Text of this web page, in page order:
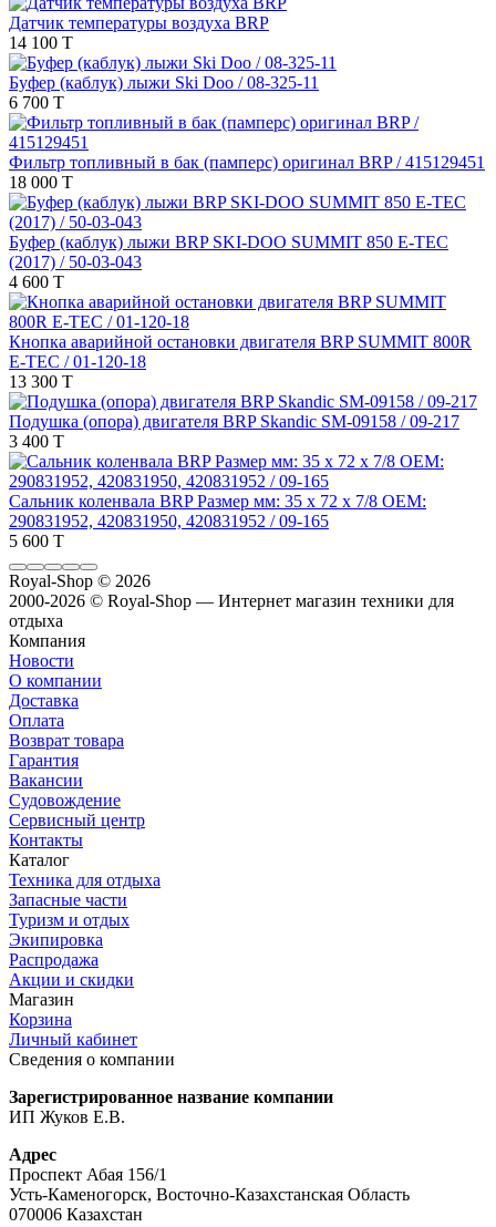
Датчик температуры воздуха BRP
14 100 T
Буфер (каблук) лыжи Ski Doo / 08-325-11
6 700 T
Фильтр топливный в бак (памперс) оригинал BRP / 415129451
18 000 T
Буфер (каблук) лыжи BRP SKI-DOO SUMMIT 850 E-TEC
(2017) / 50-03-043
4 600 T
Кнопка аварийной остановки двигателя BRP SUMMIT 800R
E-TEC / 01-120-18
13 300 T
Подушка (опора) двигателя BRP Skandic SM-09158 / 09-217
3 400 T
Сальник коленвала BRP Размер мм: 35 x 72 x 7/8 OEM:
290831952, 420831950, 420831952 / 09-165
5 600 T
Royal-Shop © 2026
2000-2026 © Royal-Shop — Интернет магазин техники для
отдыха
Компания
Новости
О компании
Доставка
Оплата
Возврат товара
Гарантия
Вакансии
Судовождение
Сервисный центр
Контакты
Каталог
Техника для отдыха
Запасные части
Туризм и отдых
Экипировка
Распродажа
Акции и скидки
Магазин
Корзина
Личный кабинет
Сведения о компании
Зарегистрированное название компании
ИП Жуков Е.В.
Адрес
Проспект Абая 156/1
Усть-Каменогорск, Восточно-Казахстанская Область
070006 Казахстан